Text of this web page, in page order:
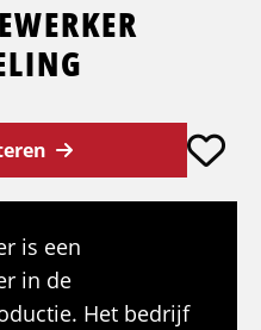
is een
in de
Het bedrijf